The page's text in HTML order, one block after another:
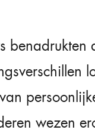
benadrukten
wezen